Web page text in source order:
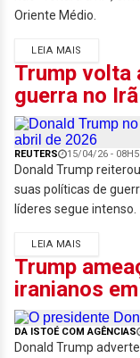
Oriente Médio.
LEIA MAIS
Trump volta
guerra no Irã
REUTERS 15/04/26 -
Donald Trump
suas políticas de
líderes segue intenso.
LEIA MAIS
Trump
iranianos
DA ISTOÉ COM AGÊNCIAS
Donald Trump